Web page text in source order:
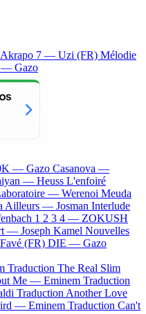
Akrapo 7 — Uzi (FR) Mélodie
Gazo
— Gazo Casanova —
— Heuss L'enfoiré
— Werenoi Meuda
Ailleurs — Josman Interlude
1 2 3 4 — ZOKUSH
— Joseph Kamel Nouvelles
Favé (FR) DIE — Gazo
Traduction The Real Slim
Me — Eminem Traduction
Traduction Another Love
— Eminem Traduction Can't